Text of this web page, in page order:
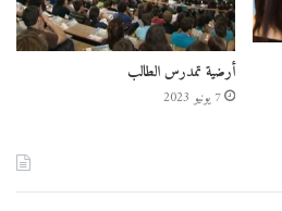
أرضية تمدرس الطالب
7 يونيو 2023